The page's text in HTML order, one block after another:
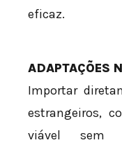
eficaz.
ADAPTAÇÕES
Importar
estrangeiros,
viável sem